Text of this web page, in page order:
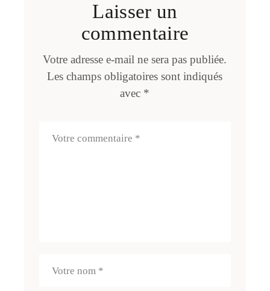
Laisser un
commentaire
Votre adresse e-mail ne sera pas publiée.
Les champs obligatoires sont indiqués
avec *